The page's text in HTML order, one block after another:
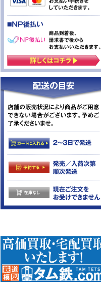
車間短縮ナ
ュー
297円
ックス)
97949 特企
貨車 ＪＲ東日